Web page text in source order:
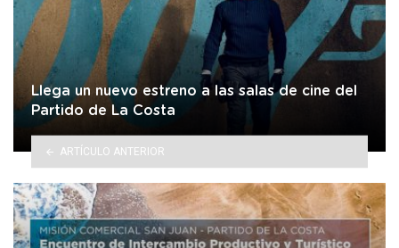
Llega un nuevo estreno a las salas de cine del
Partido de La Costa
ARTÍCULO ANTERIOR